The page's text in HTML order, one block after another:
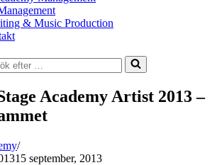
& Music Production
Academy Artist 2013 –
15 september, 2013